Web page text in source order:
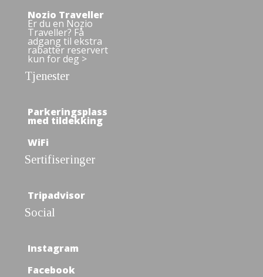
Nozio Traveller
Er du en Nozio
Traveller? Få
adgang til ekstra
rabatter reservert
kun for deg >
Tjenester
Parkeringsplass
med tildekking
WiFi
Sertifiseringer
Tripadvisor
Social
Instagram
Facebook